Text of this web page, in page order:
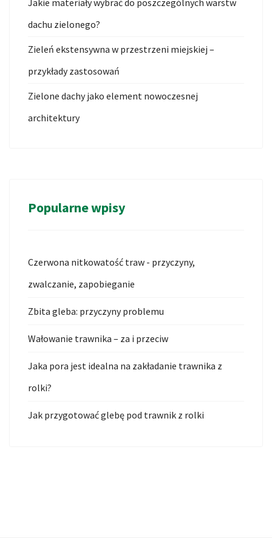
Jakie materiały wybrać do poszczególnych warstw
dachu zielonego?
Zieleń ekstensywna w przestrzeni miejskiej –
przykłady zastosowań
Zielone dachy jako element nowoczesnej
architektury
Popularne wpisy
Czerwona nitkowatość traw - przyczyny,
zwalczanie, zapobieganie
Zbita gleba: przyczyny problemu
Wałowanie trawnika – za i przeciw
Jaka pora jest idealna na zakładanie trawnika z
rolki?
Jak przygotować glebę pod trawnik z rolki